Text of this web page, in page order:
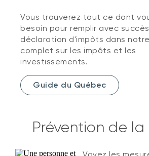
Vous trouverez tout ce dont
besoin pour remplir avec
déclaration d'impôts dans
complet sur les impôts et les
investissements.
Guide du Québec
Prévention de
Voyez les